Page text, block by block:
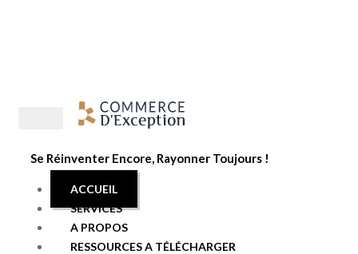
Se Réinventer Encore, Rayonner Toujours !
ACCUEIL
SERVICES
A PROPOS
RESSOURCES A TÉLÉCHARGER